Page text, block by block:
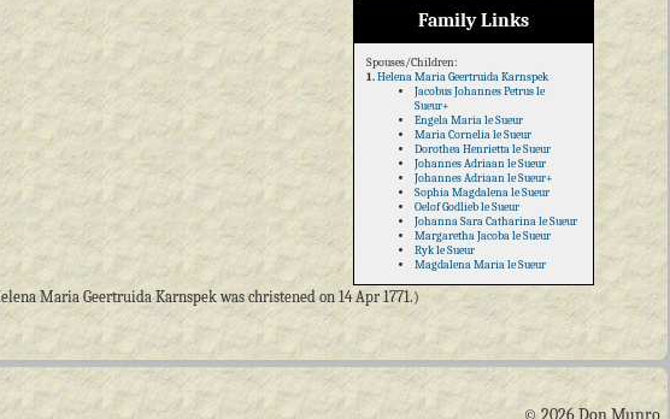
Family Links
Spouses/Children:
1.Helena Maria Geertruida Karnspek
Jacobus Johannes Petrus le
Sueur+
Engela Maria le Sueur
Maria Cornelia le Sueur
Dorothea Henrietta le Sueur
Johannes Adriaan le Sueur
Johannes Adriaan le Sueur+
Sophia Magdalena le Sueur
Oelof Godlieb le Sueur
Johanna Sara Catharina le Sueur
Margaretha Jacoba le Sueur
Ryk le Sueur
Magdalena Maria le Sueur
Maria Geertruida Karnspek was christened on 14 Apr 1771.)